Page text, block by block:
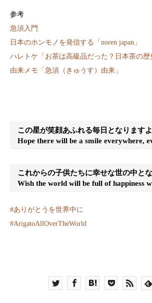
参考
急須入門
日本のホンモノを発信する「noren japan」
ハレトケ「 お茶は高級品だった？日本茶の歴
由来メモ「急須（きゅうす）由来」
この星が笑顔あふれる毎日となりますよ
Hope there will be a smile everywhere,
これからの子供たちに幸せな世の中と
Wish the world will be full of happiness
#ありがとうを世界中に
#ArigatoAllOverTheWorld